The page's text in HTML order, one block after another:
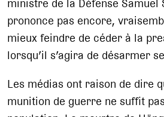
prononce pas encore,
mieux feindre de céder à la
lorsqu’il s’agira de désarmer
Les médias ont raison de dire
munition de guerre ne suffit